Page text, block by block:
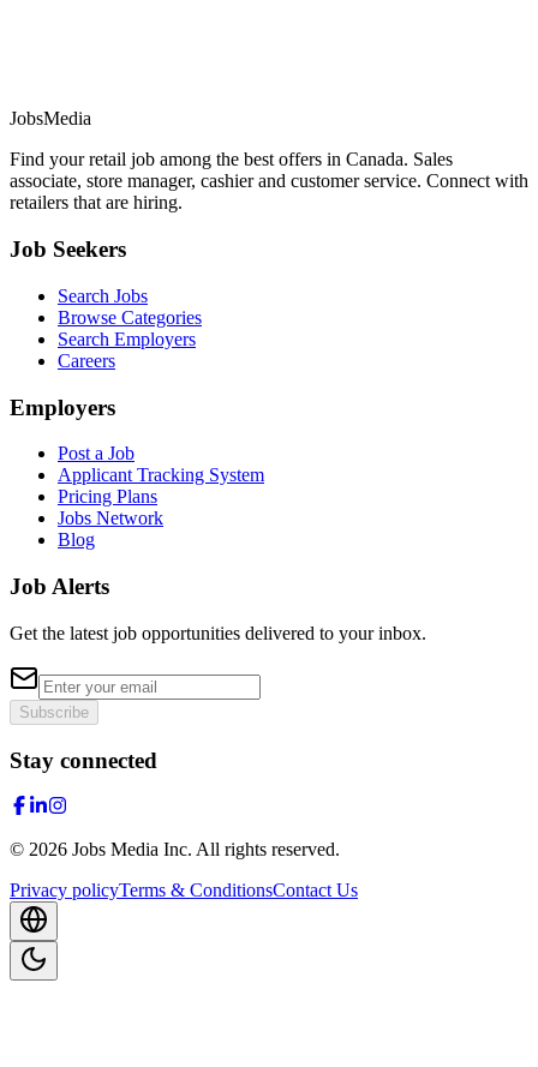
JobsMedia
Find your retail job among the best offers in Canada. Sales
associate, store manager, cashier and customer service. Connect with
retailers that are hiring.
Job Seekers
Search Jobs
Browse Categories
Search Employers
Careers
Employers
Post a Job
Applicant Tracking System
Pricing Plans
Jobs Network
Blog
Job Alerts
Get the latest job opportunities delivered to your inbox.
Subscribe
Stay connected
© 2026 Jobs Media Inc. All rights reserved.
Privacy policyTerms & ConditionsContact Us